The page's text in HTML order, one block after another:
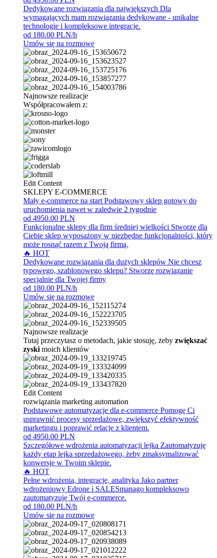
Dedykowane rozwiązania dla największych Dla
wymagających mam rozwiązania dedykowane - unikalne
technologie i kompleksowe integracje.
od 180.00 PLN/h
Umów się na rozmowę
Najnowsze realizacje
Współpracowałem z:
Edit Content
SKLEPY E-COMMERCE
Mały e-commerce na start Podstawowy sklep gotowy do
uruchomienia nawet w zaledwie 2 tygodnie
od 4950.00 PLN
Funkcjonalne sklepy dla firm średniej wielkości Stworzę dla
Ciebie sklep wyposażony w niezbędne funkcjonalności, który
może rosnąć razem z Twoją firmą.
🔥 HOT
Dedykowane rozwiązania dla dużych sklepów Nie chcesz
typowego, szablonowego sklepu? Stworzę rozwiązanie
specjalnie dla Twojej firmy
od 180.00 PLN/h
Umów się na rozmowę
Najnowsze realizacje
Tutaj przeczytasz o metodach, jakie stosuję, żeby zwiększać
zyski moich klientów
Edit Content
rozwiązania marketing automation
Podstawowe automatyzacje dla e-commerce Pomogę Ci
usprawnić procesy sprzedażowe, zwiększyć efektywność
marketingu i poprawić relacje z klientem.
od 4950.00 PLN
Szczegółowe wdrożenia automatyzacji lejka Zautomatyzuję
każdy etap lejka sprzedażowego, żeby zmaksymalizować
konwersje w Twoim sklepie.
🔥 HOT
Pełne wdrożenia, integracje, analityka Jako partner
wdrożeniowy Edrone i SALESmanago kompleksowo
zautomatyzuję Twój e-commerce.
od 180.00 PLN/h
Umów się na rozmowę